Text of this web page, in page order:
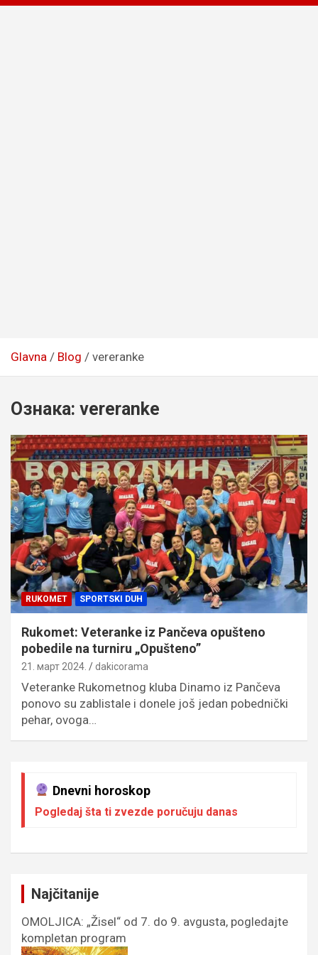
Glavna Blog vereranke
Ознака: vereranke
RUKOMET SPORTSKI DUH
Rukomet: Veteranke iz Pančeva opušteno
pobedile na turniru „Opušteno”
21. март 2024. dakicorama
Veteranke Rukometnog kluba Dinamo iz Pančeva
ponovo su zablistale i donele još jedan pobednički
pehar, ovoga…
Dnevni horoskop
Pogledaj šta ti zvezde poručuju danas
Najčitanije
OMOLJICA: „Žisel“ od 7. do 9. avgusta, pogledajte
kompletan program